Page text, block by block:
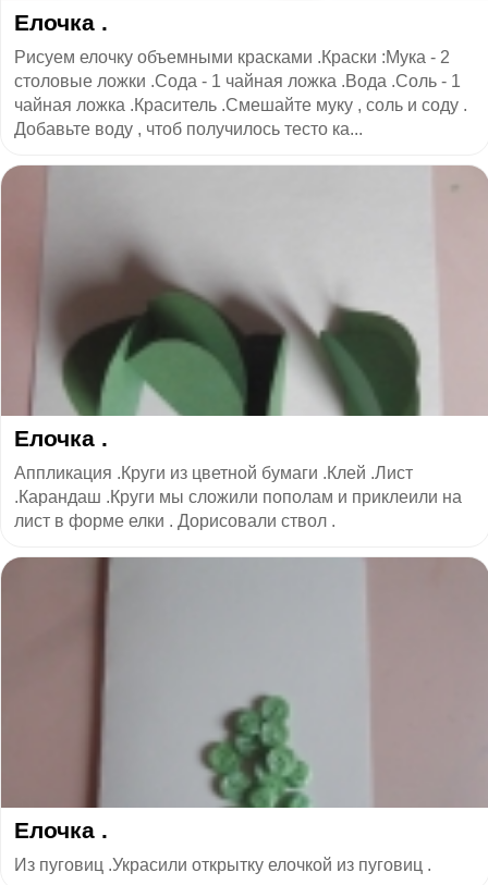
Елочка .
Рисуем елочку объемными красками .Краски :Мука - 2
столовые ложки .Сода - 1 чайная ложка .Вода .Соль - 1
чайная ложка .Краситель .Смешайте муку , соль и соду .
Добавьте воду , чтоб получилось тесто ка...
Елочка .
Аппликация .Круги из цветной бумаги .Клей .Лист
.Карандаш .Круги мы сложили пополам и приклеили на
лист в форме елки . Дорисовали ствол .
Елочка .
Из пуговиц .Украсили открытку елочкой из пуговиц .